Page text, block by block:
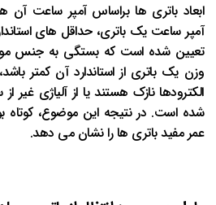
ابعاد باتری ها براساس آمپر ساعت آن
آمپر ساعت یک باتری، حداقل های
تعیین شده است که بستگی به جنس مواد
وزن یک باتری از استاندارد آن کمتر
الکترودها نازک هستند یا از آلیاژی غیر
عمر مفید باتری ها را نشان می دهد.